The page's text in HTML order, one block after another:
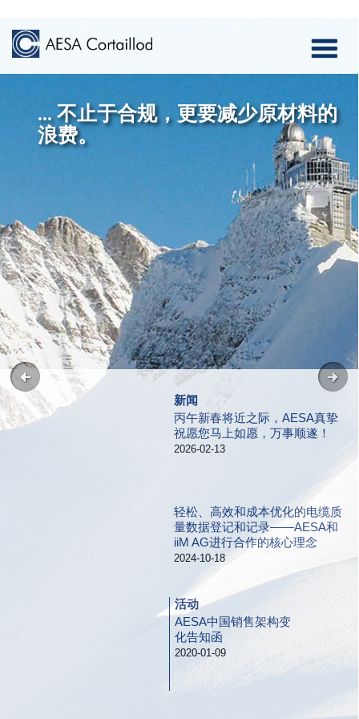
Toggle
... 不止于合规，更要减少原材料的
浪费。
新闻
丙午新春将近之际，AESA真挚
祝愿您马上如愿，万事顺遂！
2026-02-13
轻松、高效和成本优化的电缆质
量数据登记和记录——AESA和
iiM AG进行合作的核心理念
2024-10-18
活动
AESA中国销售架构变
化告知函
2020-01-09